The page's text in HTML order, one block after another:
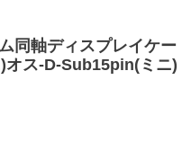
同軸ディスプレイケー
ス-D-Sub15pin(ミニ)